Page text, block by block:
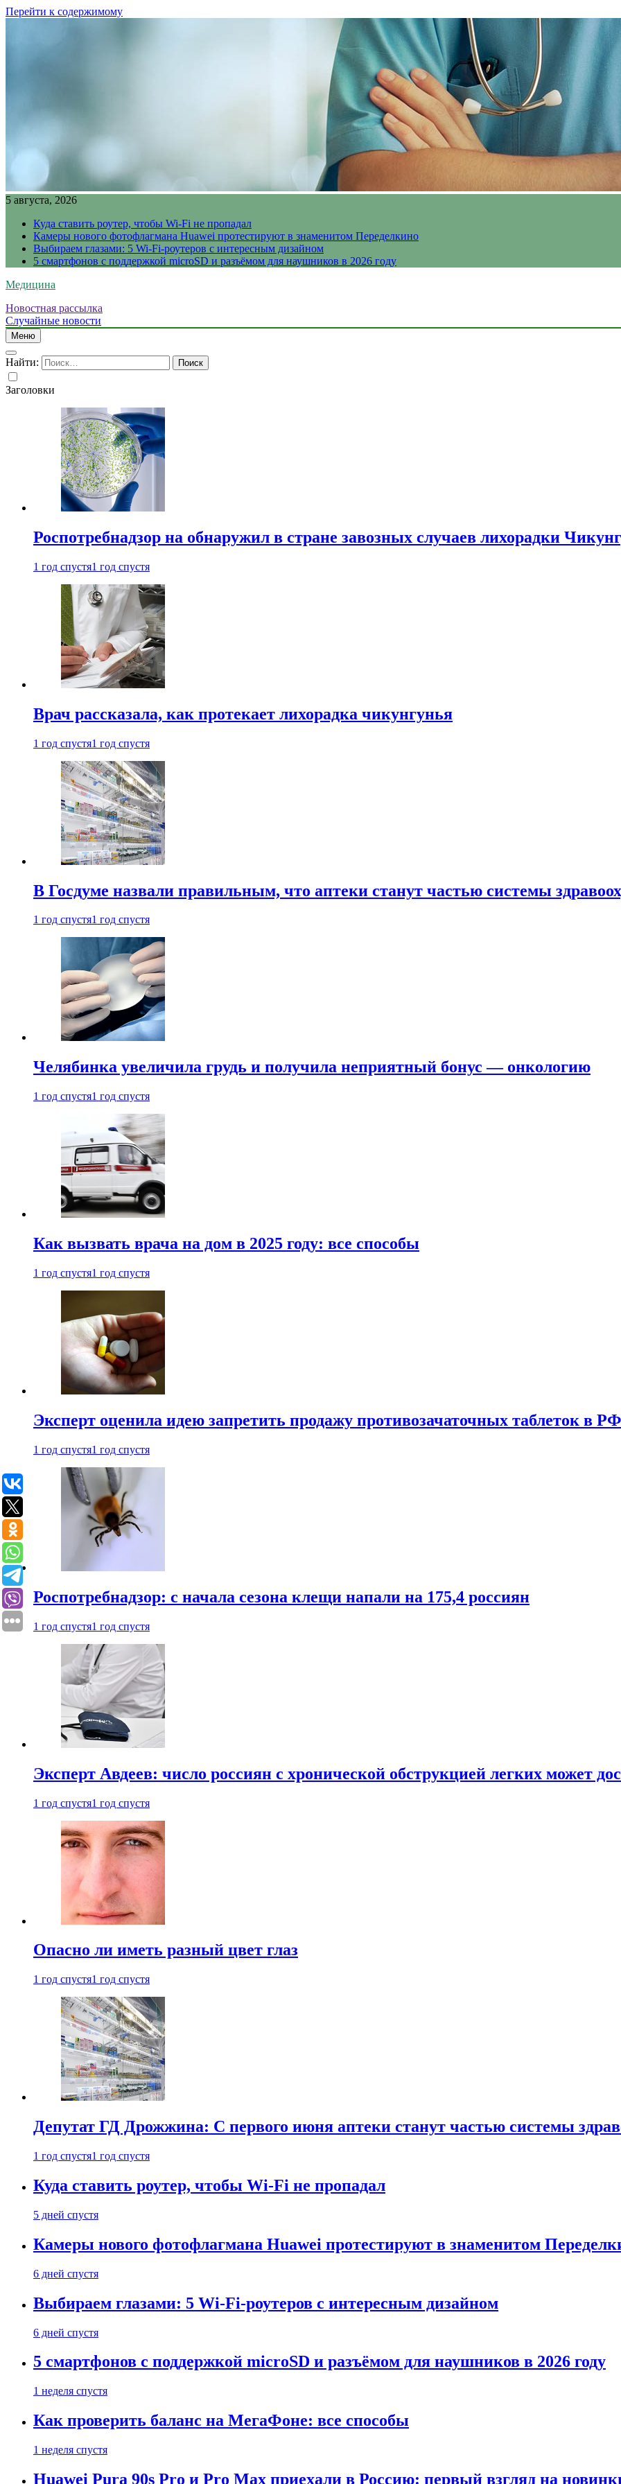
Перейти к содержимому
5 августа, 2026
Куда ставить роутер, чтобы Wi-Fi не пропадал
Камеры нового фотофлагмана Huawei протестируют в знаменитом Переделкино
Выбираем глазами: 5 Wi-Fi-роутеров с интересным дизайном
5 смартфонов с поддержкой microSD и разъёмом для наушников в 2026 году
Медицина
Новостная рассылка
Случайные новости
Меню
Найти:
Заголовки
Роспотребнадзор на обнаружил в стране завозных случаев лихорадки
1 год спустя1 год спустя
Врач рассказала, как протекает лихорадка чикунгунья
1 год спустя1 год спустя
В Госдуме назвали правильным, что аптеки станут частью системы
1 год спустя1 год спустя
Челябинка увеличила грудь и получила неприятный бонус — онкологию
1 год спустя1 год спустя
Как вызвать врача на дом в 2025 году: все способы
1 год спустя1 год спустя
Эксперт оценила идею запретить продажу противозачаточных таблеток в РФ
1 год спустя1 год спустя
Роспотребнадзор: с начала сезона клещи напали на 175,4 россиян
1 год спустя1 год спустя
Эксперт Авдеев: число россиян с хронической обструкцией легких может
1 год спустя1 год спустя
Опасно ли иметь разный цвет глаз
1 год спустя1 год спустя
Депутат ГД Дрожжина: С первого июня аптеки станут частью системы
1 год спустя1 год спустя
Куда ставить роутер, чтобы Wi-Fi не пропадал
5 дней спустя
Камеры нового фотофлагмана Huawei протестируют в знаменитом
6 дней спустя
Выбираем глазами: 5 Wi-Fi-роутеров с интересным дизайном
6 дней спустя
5 смартфонов с поддержкой microSD и разъёмом для наушников в 2026 году
1 неделя спустя
Как проверить баланс на МегаФоне: все способы
1 неделя спустя
Huawei Pura 90s Pro и Pro Max приехали в Россию: первый взгляд на